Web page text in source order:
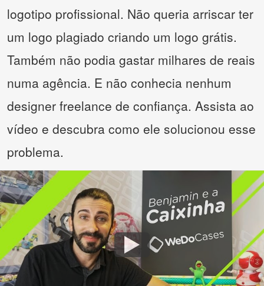
logotipo profissional. Não queria arriscar ter
um logo plagiado criando um logo grátis.
Também não podia gastar milhares de reais
numa agência. E não conhecia nenhum
designer freelance de confiança. Assista ao
vídeo e descubra como ele solucionou esse
problema.